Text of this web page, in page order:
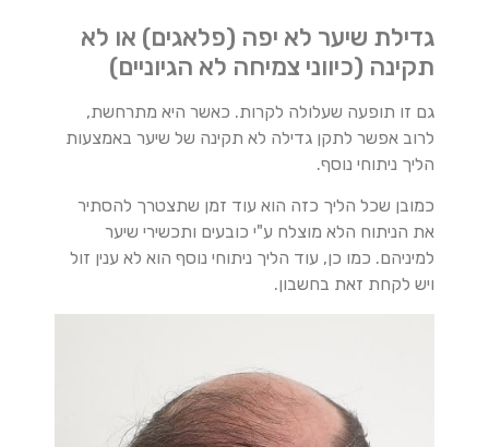
גדילת שיער לא יפה (פלאגים) או לא
תקינה (כיווני צמיחה לא הגיוניים)
גם זו תופעה שעלולה לקרות. כאשר היא מתרחשת,
לרוב אפשר לתקן גדילה לא תקינה של שיער באמצעות
הליך ניתוחי נוסף.
כמובן שכל הליך כזה הוא עוד זמן שתצטרך להסתיר
את הניתוח הלא מוצלח ע"י כובעים ותכשירי שיער
למיניהם. כמו כן, עוד הליך ניתוחי נוסף הוא לא ענין זול
ויש לקחת זאת בחשבון.